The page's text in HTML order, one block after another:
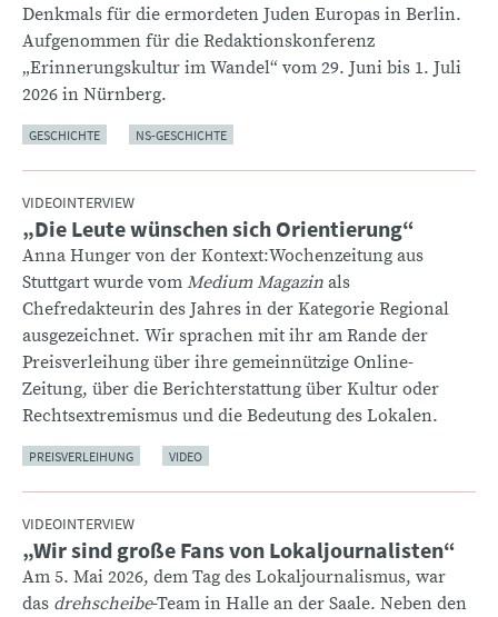
Denkmals für die ermordeten Juden Europas in Berlin.
Aufgenommen für die Redaktionskonferenz
„Erinnerungskultur im Wandel“ vom 29. Juni bis 1. Juli
2026 in Nürnberg.
GESCHICHTE NS-GESCHICHTE
VIDEOINTERVIEW
:„Die Leute wünschen sich Orientierung“
Anna Hunger von der Kontext:Wochenzeitung aus
Stuttgart wurde vom Medium Magazin als
Chefredakteurin des Jahres in der Kategorie Regional
ausgezeichnet. Wir sprachen mit ihr am Rande der
Preisverleihung über ihre gemeinnützige Online-
Zeitung, über die Berichterstattung über Kultur oder
Rechtsextremismus und die Bedeutung des Lokalen.
PREISVERLEIHUNG VIDEO
VIDEOINTERVIEW
:„Wir sind große Fans von Lokaljournalisten“
Am 5. Mai 2026, dem Tag des Lokaljournalismus, war
das drehscheibe-Team in Halle an der Saale. Neben den